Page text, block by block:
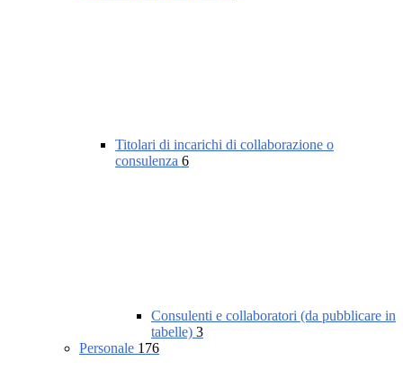
Titolari di incarichi di collaborazione o
consulenza 6
Consulenti e collaboratori (da pubblicare in
tabelle) 3
Personale 176